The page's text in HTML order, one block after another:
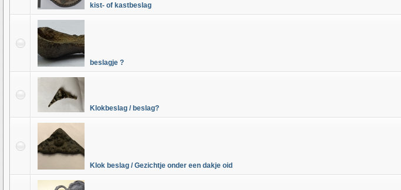
kist- of kastbeslag
beslagje ?
Klokbeslag / beslag?
Klok beslag / Gezichtje onder een dakje oid